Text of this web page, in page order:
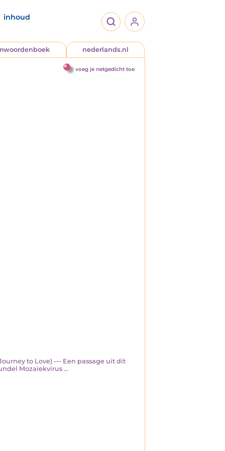
inhoud
nederlands.nl
voeg je netgedicht toe
to Love) --- Een passage uit dit
Mozaïekvirus ...